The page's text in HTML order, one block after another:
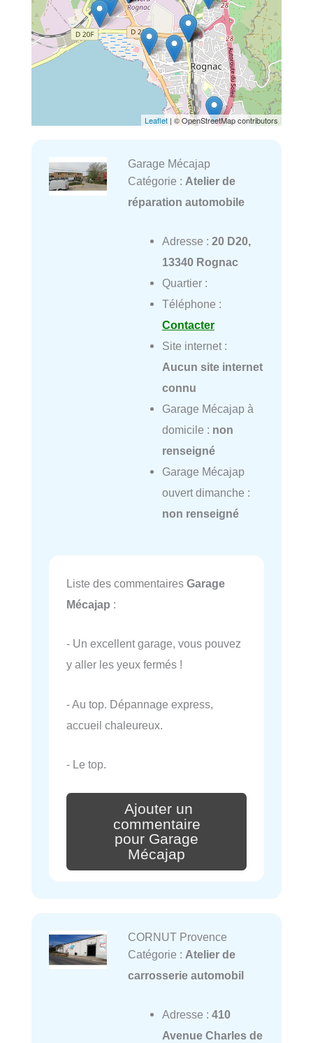
Leaflet | © OpenStreetMap contributors
Garage Mécajap
Catégorie : Atelier de
réparation automobile
Adresse : 20 D20,
13340 Rognac
Quartier :
Téléphone :
Contacter
Site internet :
Aucun site internet
connu
Garage Mécajap à
domicile : non
renseigné
Garage Mécajap
ouvert dimanche :
non renseigné
Liste des commentaires Garage
Mécajap :
- Un excellent garage, vous pouvez
y aller les yeux fermés !
- Au top. Dépannage express,
accueil chaleureux.
- Le top.
Ajouter un
commentaire
pour Garage
Mécajap
CORNUT Provence
Catégorie : Atelier de
carrosserie automobil
Adresse : 410
Avenue Charles de